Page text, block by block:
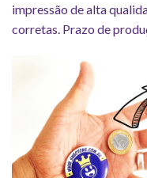
impressão de alta
corretas. Prazo de